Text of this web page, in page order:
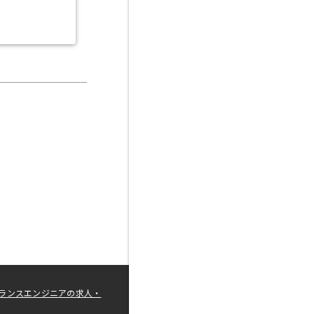
ンスエンジニアの求人・